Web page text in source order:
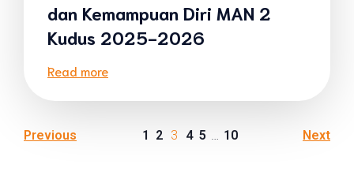
dan Kemampuan Diri MAN 2
Kudus 2025-2026
Read more
Previous 1 2 3 4 5 … 10 Next